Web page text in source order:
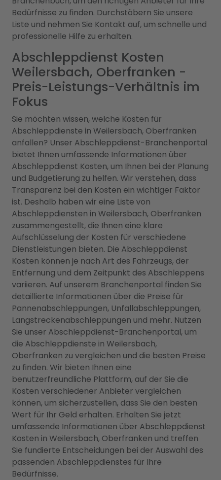
Bedürfnisse zu finden. Durchstöbern Sie unsere
Liste und nehmen Sie Kontakt auf, um schnelle und
professionelle Hilfe zu erhalten.
Abschleppdienst Kosten
Weilersbach, Oberfranken -
Preis-Leistungs-Verhältnis im
Fokus
Sie möchten wissen, welche Kosten für
Abschleppdienste in Weilersbach, Oberfranken
anfallen? Unser Abschleppdienst-Branchenportal
bietet Ihnen umfassende Informationen über
Abschleppdienst Kosten, um Ihnen bei der Planung
und Budgetierung zu helfen. Wir verstehen, dass
Transparenz bei den Kosten ein wichtiger Faktor
ist. Deshalb haben wir eine Liste von
Abschleppdiensten in Weilersbach, Oberfranken
zusammengestellt, die Ihnen eine klare
Aufschlüsselung der Kosten für verschiedene
Dienstleistungen bieten. Die Abschleppdienst
Kosten können je nach Art des Fahrzeugs, der
Entfernung und dem Zeitpunkt des Abschleppens
variieren. Auf unserem Branchenportal finden Sie
detaillierte Informationen über die Preise für
Pannenabschleppungen, Unfallabschleppungen,
Langstreckenabschleppungen und mehr. Nutzen
Sie unser Abschleppdienst-Branchenportal, um
die Abschleppdienste in Weilersbach,
Oberfranken zu vergleichen und die besten Preise
zu finden. Wir bieten Ihnen eine
benutzerfreundliche Plattform, auf der Sie die
Kosten verschiedener Anbieter vergleichen
können, um sicherzustellen, dass Sie den besten
Wert für Ihr Geld erhalten. Erhalten Sie jetzt
umfassende Informationen über Abschleppdienst
Kosten in Weilersbach, Oberfranken und treffen
Sie fundierte Entscheidungen bei der Auswahl des
passenden Abschleppdienstes für Ihre
Bedürfnisse.